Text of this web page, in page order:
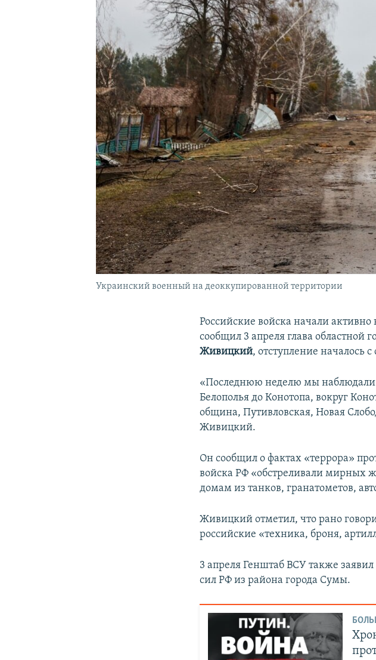
КРЫМ.НЕПОКОРЕННЫЙ
УКРАИНСКАЯ ПРОБЛЕМА КРЫМА
Украинский военный на деоккупированной территории
Российские войска начали
сообщил 3 апреля глава областной
Живицкий, отступление началось с
«Последнюю неделю мы наблюдали
Белополья до Конотопа, вокруг
община, Путивловская, Новая
Живицкий.
Он сообщил о фактах «террора»
войска РФ «обстреливали мирных
домам из танков, гранатометов,
Живицкий отметил, что рано
российские «техника, броня,
3 апреля Генштаб ВСУ также
сил РФ из района города Сумы.